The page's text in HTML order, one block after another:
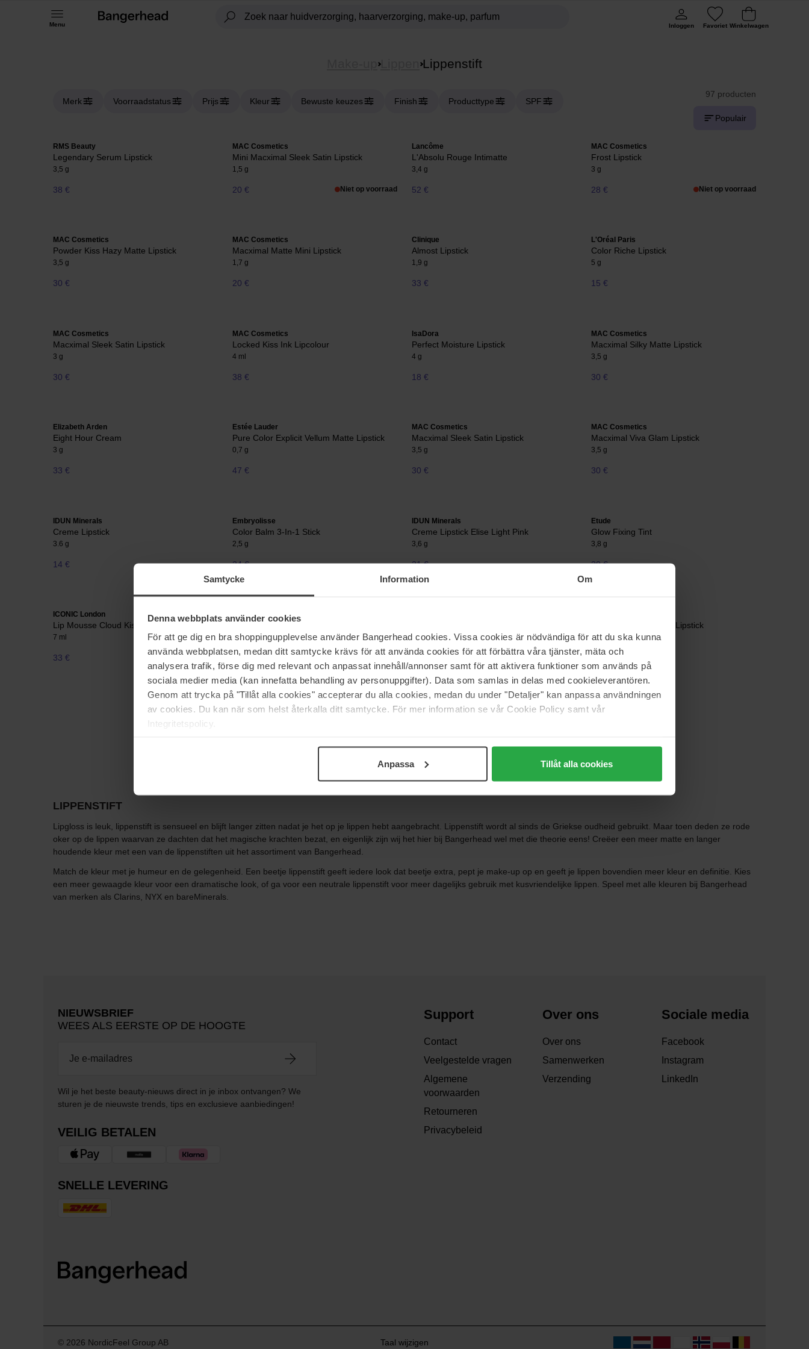
Samtycke Information Om
Denna webbplats använder cookies
För att ge dig en bra shoppingupplevelse använder Bangerhead cookies. Vissa cookies är nödvändiga för att du ska kunna
använda webbplatsen, medan ditt samtycke krävs för att använda cookies för att förbättra våra tjänster, mäta och
analysera trafik, förse dig med relevant och anpassat innehåll/annonser samt för att aktivera funktioner som används på
sociala medier media (kan innefatta behandling av personuppgifter). Data som samlas in delas med cookieleverantören.
Genom att trycka på "Tillåt alla cookies" accepterar du alla cookies, medan du under "Detaljer" kan anpassa användningen
av cookies. Du kan när som helst återkalla ditt samtycke. För mer information se vår Cookie Policy samt vår
Integritetspolicy.
Anpassa Tillåt alla cookies
Menu Inloggen Favoriet Winkelwagen
Lippen Lippenstift
Merk Voorraadstatus Prijs Kleur Bewuste keuzes Finish Producttype SPF
97 producten
Populair
RMS Beauty
Legendary Serum Lipstick
3,5 g
38 €
MAC Cosmetics
Mini Macximal Sleek Satin Lipstick
1,5 g
20 € Niet op voorraad
Lancôme
L'Absolu Rouge Intimatte
3,4 g
52 €
MAC Cosmetics
Frost Lipstick
3 g
28 € Niet op voorraad
MAC Cosmetics
Powder Kiss Hazy Matte Lipstick
3,5 g
30 €
MAC Cosmetics
Macximal Matte Mini Lipstick
1,7 g
20 €
Clinique
Almost Lipstick
1,9 g
33 €
L'Oréal Paris
Color Riche Lipstick
5 g
15 €
MAC Cosmetics
Macximal Sleek Satin Lipstick
3 g
30 €
MAC Cosmetics
Locked Kiss Ink Lipcolour
4 ml
38 €
IsaDora
Perfect Moisture Lipstick
4 g
18 €
MAC Cosmetics
Macximal Silky Matte Lipstick
3,5 g
30 €
Elizabeth Arden
Eight Hour Cream
3 g
33 €
Estée Lauder
Pure Color Explicit Vellum Matte Lipstick
0,7 g
47 €
MAC Cosmetics
Macximal Sleek Satin Lipstick
3,5 g
30 €
MAC Cosmetics
Macximal Viva Glam Lipstick
3,5 g
30 €
IDUN Minerals
Creme Lipstick
3.6 g
14 €
Embryolisse
Color Balm 3-In-1 Stick
2,5 g
24 €
IDUN Minerals
Creme Lipstick Elise Light Pink
3,6 g
21 €
Etude
Glow Fixing Tint
3,8 g
20 €
ICONIC London
Lip Mousse Cloud Kiss Matte
7 ml
33 €
Max Factor
4 ml
16 €
4 g
27 €
Dramatically Different Lipstick
4 g
33 €
Pagina 1 van 5 Volgende
Meer tonen
LIPPENSTIFT
Lipgloss is leuk, lippenstift is sensueel en blijft langer zitten nadat je het op je lippen hebt aangebracht. Lippenstift wordt al sinds de Griekse oudheid gebruikt. Maar toen deden ze rode
oker op de lippen waarvan ze dachten dat het magische krachten bezat, en eigenlijk zijn wij het hier bij Bangerhead wel met die theorie eens! Creëer een meer matte en langer
houdende kleur met een van de lippenstiften uit het assortiment van Bangerhead.
Match de kleur met je humeur en de gelegenheid. Een beetje lippenstift geeft iedere look dat beetje extra, pept je make-up op en geeft je lippen bovendien meer kleur en definitie. Kies
een meer gewaagde kleur voor een dramatische look, of ga voor een neutrale lippenstift voor meer dagelijks gebruik met kusvriendelijke lippen. Speel met alle kleuren bij Bangerhead
van merken als Clarins, NYX en bareMinerals.
NIEUWSBRIEF
WEES ALS EERSTE OP DE HOOGTE
Wil je het beste beauty-nieuws direct in je inbox ontvangen? We
sturen je de nieuwste trends, tips en exclusieve aanbiedingen!
VEILIG BETALEN
SNELLE LEVERING
Support
Contact
Veelgestelde vragen
Algemene
voorwaarden
Retourneren
Privacybeleid
Over ons
Over ons
Samenwerken
Verzending
Sociale media
Facebook
Instagram
LinkedIn
© 2026 NordicFeel Group AB Taal wijzigen